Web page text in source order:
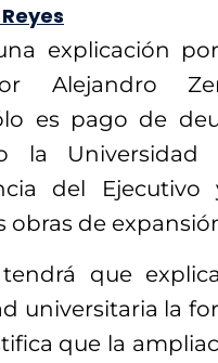
explicación
Alejandro
es pago de
la Universidad
del Ejecutivo
obras de
que
universitaria la
que la